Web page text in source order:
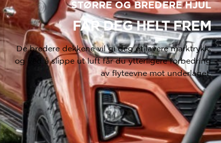
STØRRE OG BREDERE HJUL
FÅR DEG HELT FREM
De bredere dekkene vil gi deg et lavere marktrykk,
og ved å slippe ut luft får du ytterligere forbedring
av flyteevne mot underlaget.